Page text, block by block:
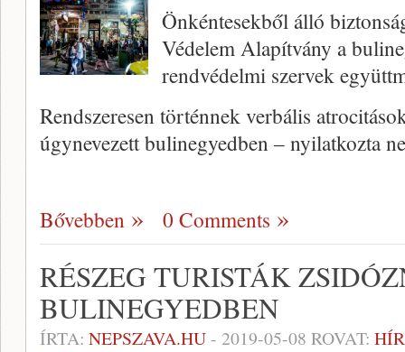
Önkéntesekből álló
Védelem Alapítvány a
rendvédelmi szervek
Rendszeresen történnek verbális
úgynevezett bulinegyedben – nyilatkozta
Bővebben 0 Comments
RÉSZEG TURISTÁK
BULINEGYEDBEN
ÍRTA: NEPSZAVA.HU- 2019-05-08 ROVAT: